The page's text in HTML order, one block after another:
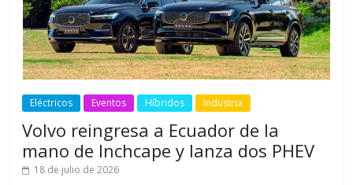
Eléctricos Eventos Híbridos Industria
Volvo reingresa a Ecuador de la
mano de Inchcape y lanza dos PHEV
18 de julio de 2026